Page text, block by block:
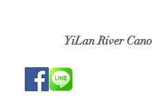
YiLan River